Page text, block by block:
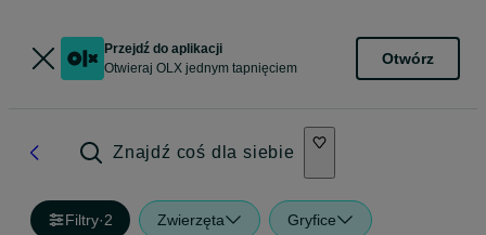
Przejdź do aplikacji
Otwieraj OLX jednym tapnięciem
Otwórz
Znajdź coś dla siebie
Filtry·2 Zwierzęta Gryfice